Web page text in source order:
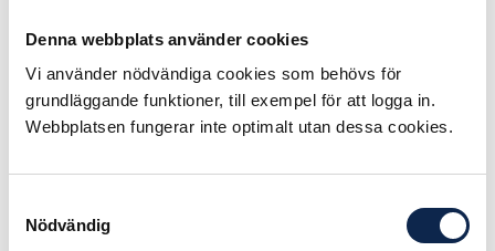
Denna webbplats använder cookies
Vi använder nödvändiga cookies som behövs för
grundläggande funktioner, till exempel för att logga in.
Webbplatsen fungerar inte optimalt utan dessa cookies.
Nödvändig
Och sedan garderar man sig med att
perspektivet kan uppnå några
besparingar. Hela
konsekvensanalysen framstår som
Kanske ska man söka de egentliga